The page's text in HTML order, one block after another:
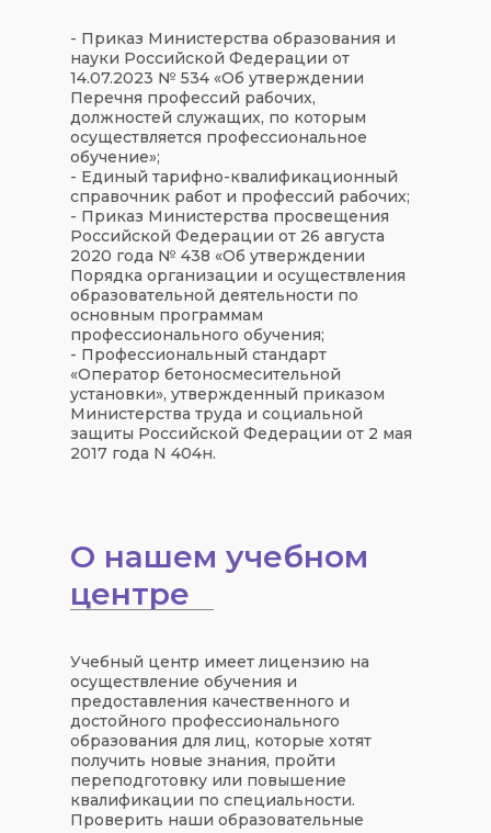
- Приказ Министерства образования и
науки Российской Федерации от
14.07.2023 № 534 «Об утверждении
Перечня профессий рабочих,
должностей служащих, по которым
осуществляется профессиональное
обучение»;
- Единый тарифно-квалификационный
справочник работ и профессий рабочих;
- Приказ Министерства просвещения
Российской Федерации от 26 августа
2020 года № 438 «Об утверждении
Порядка организации и осуществления
образовательной деятельности по
основным программам
профессионального обучения;
- Профессиональный стандарт
«Оператор бетоносмесительной
установки», утвержденный приказом
Министерства труда и социальной
защиты Российской Федерации от 2 мая
2017 года N 404н.
О нашем учебном
центре
Учебный центр имеет лицензию на
осуществление обучения и
предоставления качественного и
достойного профессионального
образования для лиц, которые хотят
получить новые знания, пройти
переподготовку или повышение
квалификации по специальности.
Проверить наши образовательные